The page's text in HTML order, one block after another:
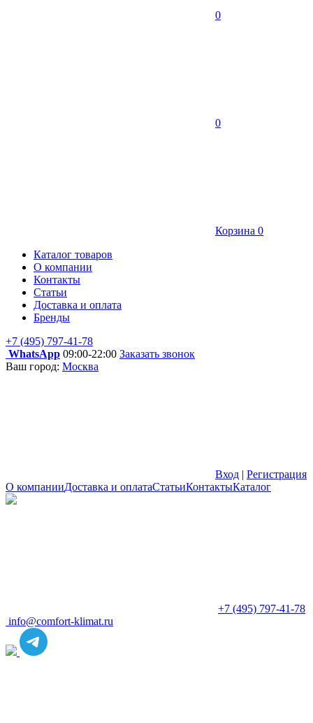
0
0
Корзина 0
Каталог товаров
О компании
Контакты
Статьи
Доставка и оплата
Бренды
+7 (495) 797-41-78
WhatsApp 09:00-22:00 Заказать звонок
Ваш город: Москва
Вход | Регистрация
О компанииДоставка и оплатаСтатьиКонтактыКаталог
+7 (495) 797-41-78
info@comfort-klimat.ru